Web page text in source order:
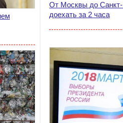
От Москвы до
доехать за 2 часа